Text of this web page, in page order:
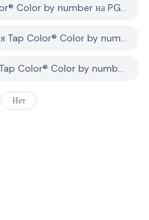
Бесплатно ли скачивать Tap Color® Color by number на PGYER APK HUB?
Нужен ли аккаунт для скачивания Tap Color® Color by number с PGYER APK HUB?
Как мне сообщить о проблеме с Tap Color® Color by number на PGYER APK HUB?
Нет